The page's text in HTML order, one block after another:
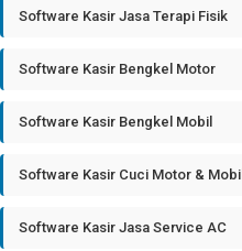
Software Kasir Jasa Terapi Fisik
Software Kasir Bengkel Motor
Software Kasir Bengkel Mobil
Software Kasir Cuci Motor & Mobil
Software Kasir Jasa Service AC